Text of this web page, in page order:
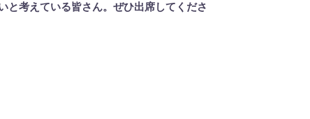
考えている皆さん。ぜひ出席してくださ